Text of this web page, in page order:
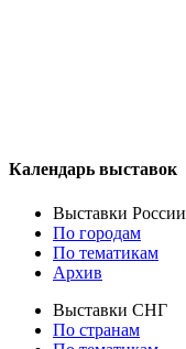
Календарь выставок
Выставки России
По городам
По тематикам
Архив
Выставки СНГ
По странам